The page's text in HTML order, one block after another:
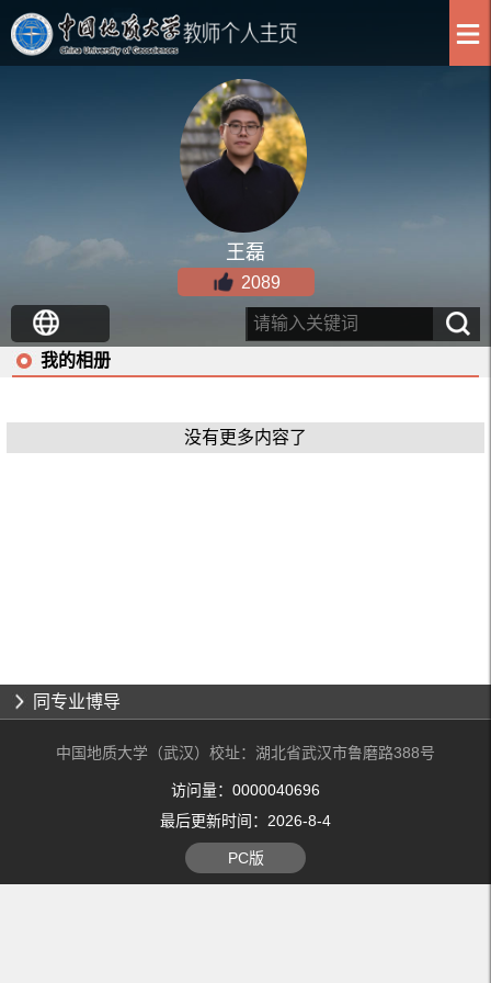
王磊
2089
我的相册
没有更多内容了
同专业博导
中国地质大学（武汉）校址：湖北省武汉市鲁磨路388号
访问量： 0000040696
最后更新时间： 2026-8-4
PC版